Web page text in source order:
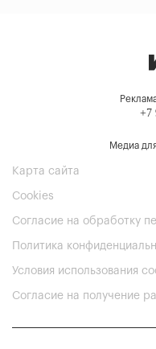
+7
Медиа
Карта сайта
Cookies
Согласие на обработку
Политика
Условия использования
Согласие на получение